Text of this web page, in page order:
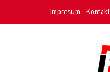
Impresum Kontakt